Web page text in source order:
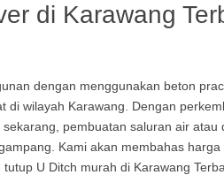
di Karawang
dengan menggunakan beton
di wilayah Karawang. Dengan
pembuatan saluran air atau
Kami akan membahas
tutup U Ditch murah di Karawang